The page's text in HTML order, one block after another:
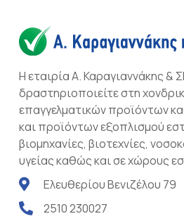
Η εταιρία Α. Καραγιαννάκης &
δραστηριοποιείτε στη
επαγγελματικών προϊόντων
και προϊόντων εξοπλισμού
βιομηχανίες, βιοτεχνίες,
υγείας καθώς και σε χώρους
Ελευθερίου Βενιζέλου 79
2510 230027